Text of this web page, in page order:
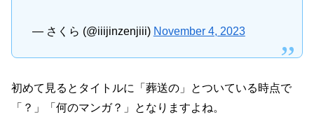
— さくら (@iiijinzenjiii) November 4, 2023
初めて見るとタイトルに「葬送の」とついている時点で
「？」「何のマンガ？」となりますよね。